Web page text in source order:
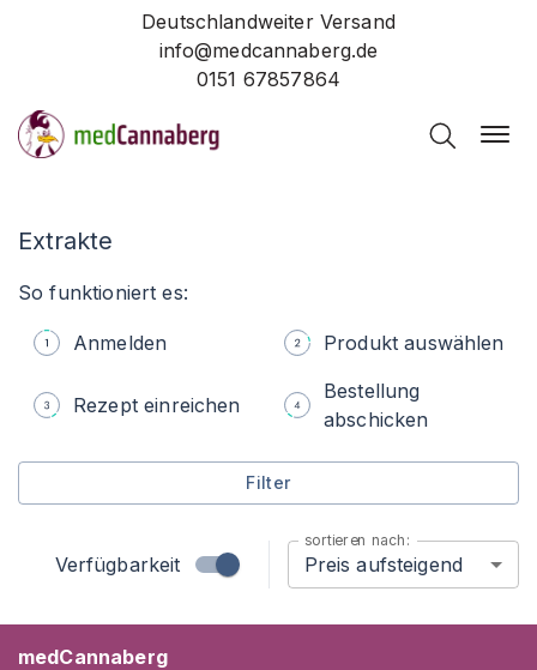
Deutschlandweiter Versand
info@medcannaberg.de
0151 67857864
Extrakte
So funktioniert es:
Anmelden Produkt auswählen
Rezept einreichen
Bestellung
abschicken
Filter
Verfügbarkeit
sortieren nach:
Preis aufsteigend
medCannaberg